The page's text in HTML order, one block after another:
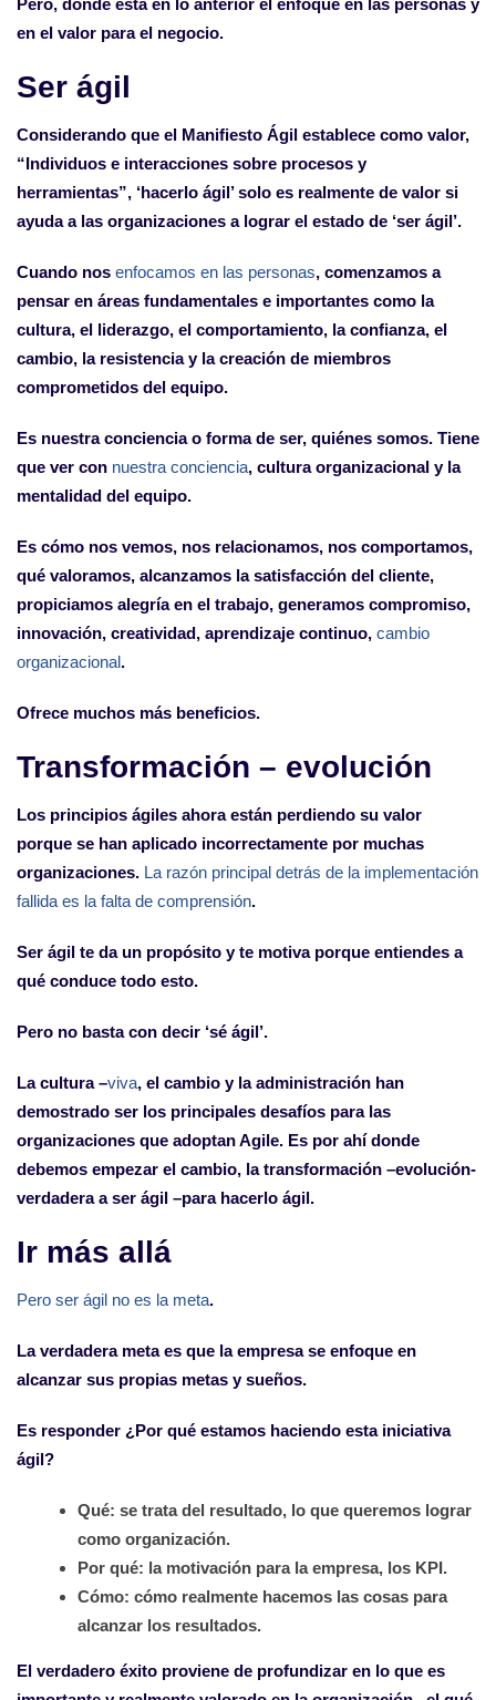
Pero, dónde está en lo anterior el enfoque en las personas y
en el valor para el negocio.
Ser ágil
Considerando que el Manifiesto Ágil establece como valor,
“Individuos e interacciones sobre procesos y
herramientas”, ‘hacerlo ágil’ solo es realmente de valor si
ayuda a las organizaciones a lograr el estado de ‘ser ágil’.
Cuando nos enfocamos en las personas, comenzamos a
pensar en áreas fundamentales e importantes como la
cultura, el liderazgo, el comportamiento, la confianza, el
cambio, la resistencia y la creación de miembros
comprometidos del equipo.
Es nuestra conciencia o forma de ser, quiénes somos. Tiene
que ver con nuestra conciencia, cultura organizacional y la
mentalidad del equipo.
Es cómo nos vemos, nos relacionamos, nos comportamos,
qué valoramos, alcanzamos la satisfacción del cliente,
propiciamos alegría en el trabajo, generamos compromiso,
innovación, creatividad, aprendizaje continuo, cambio
organizacional.
Ofrece muchos más beneficios.
Transformación – evolución
Los principios ágiles ahora están perdiendo su valor
porque se han aplicado incorrectamente por muchas
organizaciones. La razón principal detrás de la implementación
fallida es la falta de comprensión.
Ser ágil te da un propósito y te motiva porque entiendes a
qué conduce todo esto.
Pero no basta con decir ‘sé ágil’.
La cultura –viva, el cambio y la administración han
demostrado ser los principales desafíos para las
organizaciones que adoptan Agile. Es por ahí donde
debemos empezar el cambio, la transformación –evolución-
verdadera a ser ágil –para hacerlo ágil.
Ir más allá
Pero ser ágil no es la meta.
La verdadera meta es que la empresa se enfoque en
alcanzar sus propias metas y sueños.
Es responder ¿Por qué estamos haciendo esta iniciativa
ágil?
Qué: se trata del resultado, lo que queremos lograr
como organización.
Por qué: la motivación para la empresa, los KPI.
Cómo: cómo realmente hacemos las cosas para
alcanzar los resultados.
El verdadero éxito proviene de profundizar en lo que es